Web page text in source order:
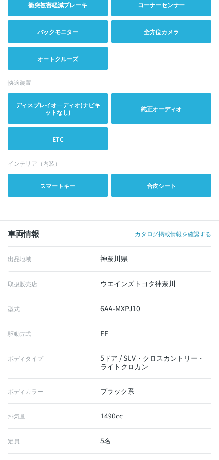
衝突被害軽減ブレーキ コーナーセンサー
バックモニター 全方位カメラ
オートクルーズ
快適装置
ディスプレイオーディオ(ナビキ
ットなし)
純正オーディオ
ETC
インテリア（内装）
スマートキー 合皮シート
車両情報 カタログ掲載情報を確認する
出品地域 神奈川県
取扱販売店 ウエインズトヨタ神奈川
型式 6AA-MXPJ10
駆動方式 FF
ボディタイプ
5ドア / SUV・クロスカントリー・
ライトクロカン
ボディカラー ブラック系
排気量 1490cc
定員 5名